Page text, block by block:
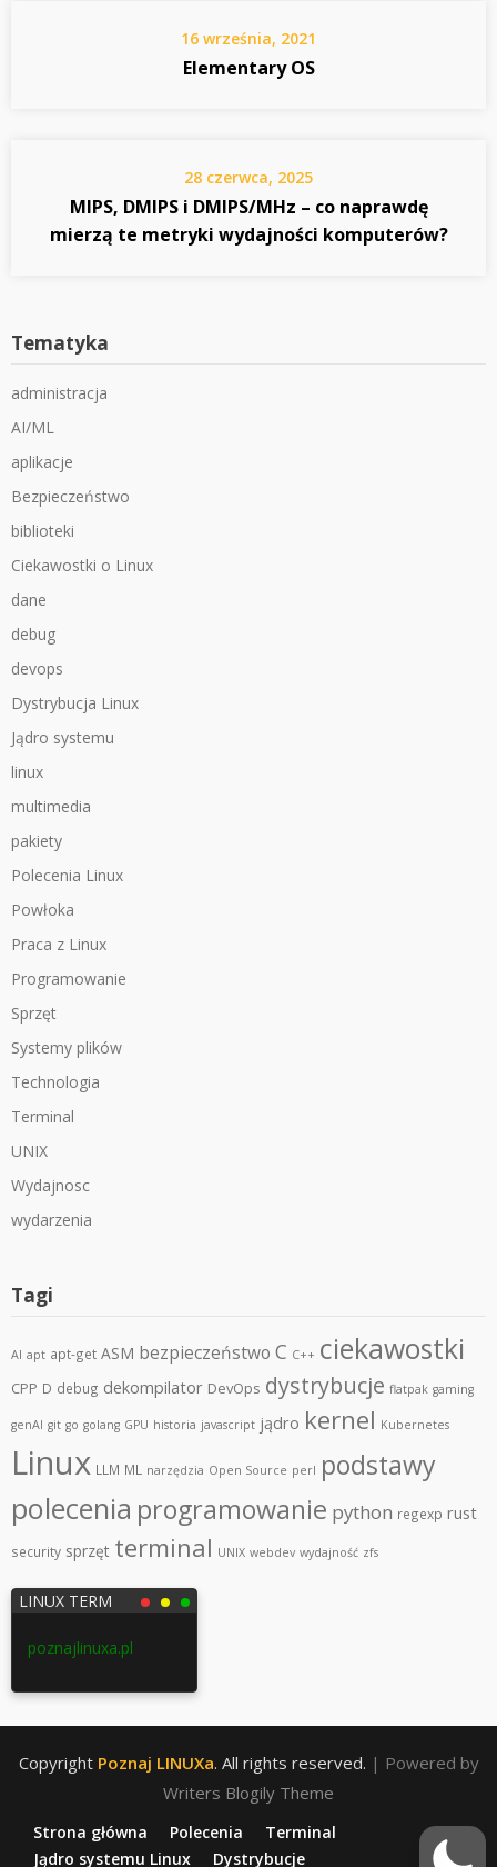
16 września, 2021
Elementary OS
28 czerwca, 2025
MIPS, DMIPS i DMIPS/MHz – co naprawdę
mierzą te metryki wydajności komputerów?
Tematyka
administracja
AI/ML
aplikacje
Bezpieczeństwo
biblioteki
Ciekawostki o Linux
dane
debug
devops
Dystrybucja Linux
Jądro systemu
linux
multimedia
pakiety
Polecenia Linux
Powłoka
Praca z Linux
Programowanie
Sprzęt
Systemy plików
Technologia
Terminal
UNIX
Wydajnosc
wydarzenia
Tagi
AI apt apt-get ASM bezpieczeństwo C C++ ciekawostki
CPP D debug dekompilator DevOps dystrybucje flatpak gaming
genAI git go golang GPU historia javascript jądro kernel Kubernetes
Linux LLM ML narzędzia Open Source perl podstawy
polecenia programowanie python regexp rust
security sprzęt terminal UNIX webdev wydajność zfs
LINUX TERM
poznajlinuxa.pl
Copyright Poznaj LINUXa. All rights reserved. | Powered by
Writers Blogily Theme
Strona główna Polecenia
Terminal
Jądro systemu Linux
Dystrybucje